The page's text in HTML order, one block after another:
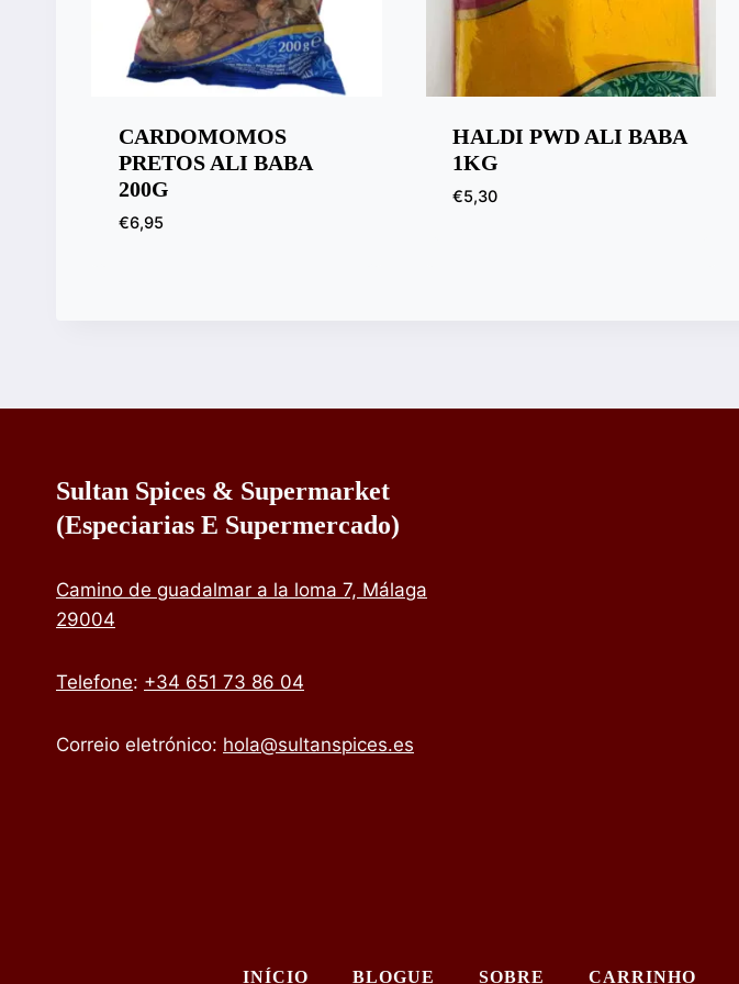
CARDOMOMOS
PRETOS ALI BABA
200G
€6,95
HALDI PWD ALI BABA
1KG
€5,30
Sultan Spices & Supermarket
(especiarias E Supermercado)
Camino de guadalmar a la loma 7, Málaga
29004
Telefone: +34 651 73 86 04
Correio eletrónico: hola@sultanspices.es
INÍCIO BLOGUE SOBRE CARRINHO